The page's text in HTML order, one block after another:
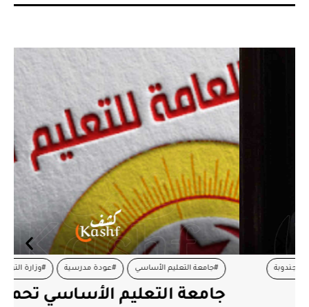
#جامعة التعليم الأساسي #عودة مدرسية #وزارة التربية
جامعة التعليم الأساسي تحمل